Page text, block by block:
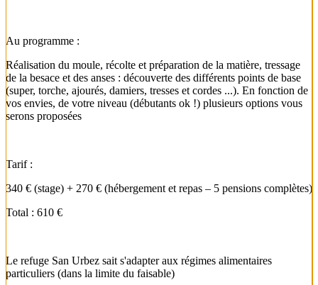
Au programme :
Réalisation du moule, récolte et préparation de la matière, tressage
de la besace et des anses : découverte des différents points de base
(super, torche, ajourés, damiers, tresses et cordes ...). En fonction de
vos envies, de votre niveau (débutants ok !) plusieurs options vous
serons proposées
Tarif :
340 € (stage) + 270 € (hébergement et repas – 5 pensions complètes)
Total : 610 €
Le refuge San Urbez sait s'adapter aux régimes alimentaires
particuliers (dans la limite du faisable)